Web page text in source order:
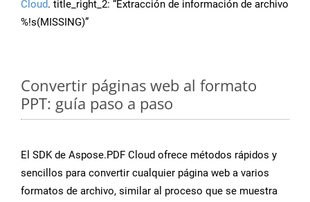
Cloud. title_right_2: “Extracción de información de archivo
%!s(MISSING)”
Convertir páginas web al formato
PPT: guía paso a paso
El SDK de Aspose.PDF Cloud ofrece métodos rápidos y
sencillos para convertir cualquier página web a varios
formatos de archivo, similar al proceso que se muestra